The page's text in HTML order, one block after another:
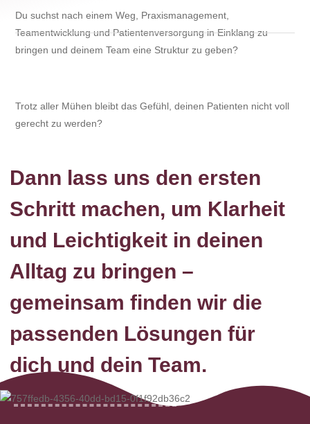
Du suchst nach einem Weg, Praxismanagement,
Teamentwicklung und Patientenversorgung in Einklang zu
bringen und deinem Team eine Struktur zu geben?
Trotz aller Mühen bleibt das Gefühl, deinen Patienten nicht voll
gerecht zu werden?
Dann lass uns den ersten
Schritt machen, um Klarheit
und Leichtigkeit in deinen
Alltag zu bringen –
gemeinsam finden wir die
passenden Lösungen für
dich und dein Team.